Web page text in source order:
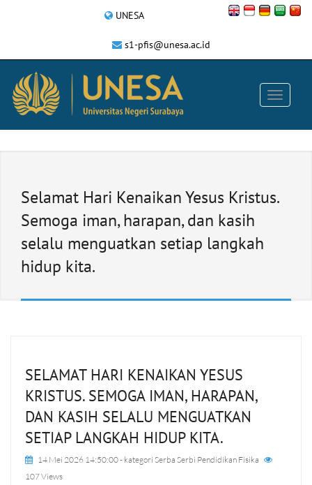
UNESA
s1-pfis@unesa.ac.id
Selamat Hari Kenaikan Yesus Kristus.
Semoga iman, harapan, dan kasih
selalu menguatkan setiap langkah
hidup kita.
SELAMAT HARI KENAIKAN YESUS
KRISTUS. SEMOGA IMAN, HARAPAN,
DAN KASIH SELALU MENGUATKAN
SETIAP LANGKAH HIDUP KITA.
14 Mei 2026 14:50:00- kategori Serba Serbi Pendidikan Fisika
107 Views